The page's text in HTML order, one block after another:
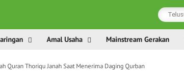
Amal Usaha Mainstream Gerakan
Quran Thoriqu Janah Saat Menerima Daging Qurban